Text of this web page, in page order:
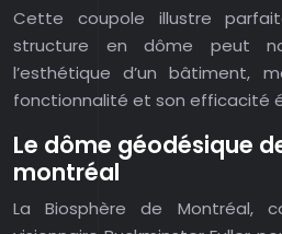
Cette coupole illustre
structure en dôme peut
l’esthétique d’un bâtiment,
fonctionnalité et son efficacité
Le dôme géodésique
montréal
La Biosphère de Montréal,